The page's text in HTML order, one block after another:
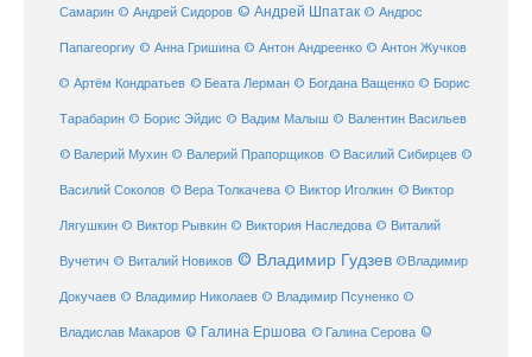
Самарин © Андрей Сидоров © Андрей Шпатак © Андрос
Папагеоргиу © Анна Гришина © Антон Андреенко © Антон Жучков
© Артём Кондратьев © Беата Лерман © Богдана Ващенко © Борис
Тарабарин © Борис Эйдис © Вадим Малыш © Валентин Васильев
© Валерий Мухин © Валерий Прапорщиков © Василий Сибирцев ©
Василий Соколов © Вера Толкачева © Виктор Иголкин © Виктор
Лягушкин © Виктор Рывкин © Виктория Наследова © Виталий
Вучетич © Виталий Новиков © Владимир Гудзев ©Владимир
Докучаев © Владимир Николаев © Владимир Псуненко ©
Владислав Макаров © Галина Ершова © Галина Серова ©